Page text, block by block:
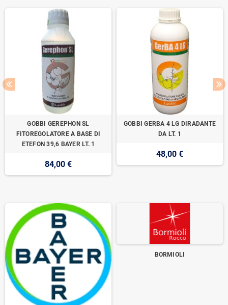
GOBBI GEREPHON SL
FITOREGOLATORE A BASE DI
ETEFON 39,6 BAYER LT. 1
84,00 €
GOBBI GERBA 4 LG DIRADANTE
DA LT. 1
48,00 €
BORMIOLI